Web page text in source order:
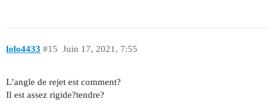
lolo4433 Juin 17, 2021, 7:55
#15
L’angle de rejet est comment?
Il est assez rigide?tendre?